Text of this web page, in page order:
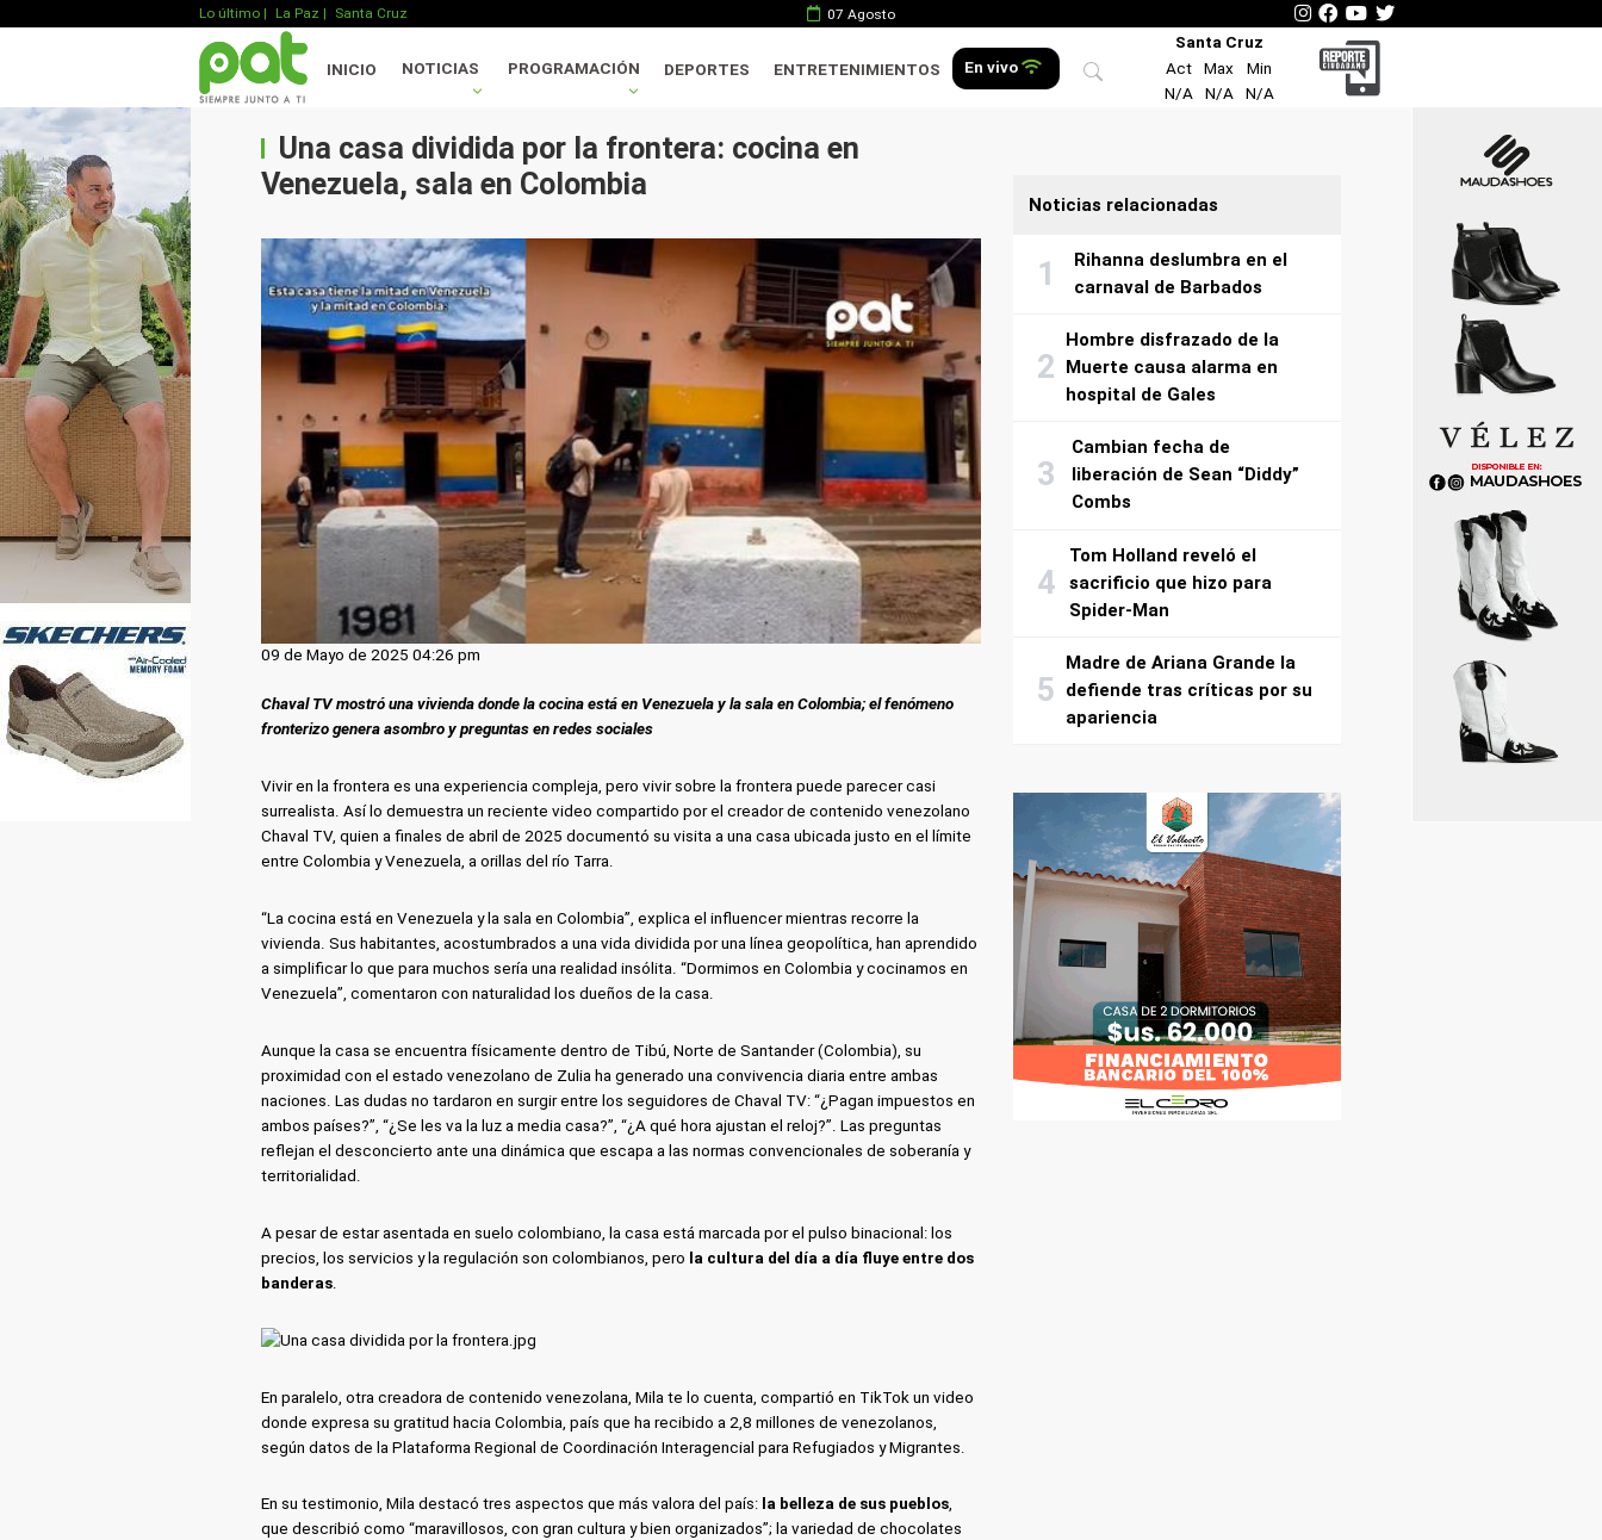
Lo último | La Paz | Santa Cruz 07 Agosto
INICIO NOTICIAS PROGRAMACIÓN DEPORTES ENTRETENIMIENTOS En vivo
Santa Cruz
Act
Max
Min
N/A
N/A N/A
Una casa dividida por la frontera: cocina en
Venezuela, sala en Colombia
09 de Mayo de 2025 04:26 pm
Chaval TV mostró una vivienda donde la cocina está en Venezuela y la sala en Colombia; el fenómeno
fronterizo genera asombro y preguntas en redes sociales
Vivir en la frontera es una experiencia compleja, pero vivir sobre la frontera puede parecer casi
surrealista. Así lo demuestra un reciente video compartido por el creador de contenido venezolano
Chaval TV, quien a finales de abril de 2025 documentó su visita a una casa ubicada justo en el límite
entre Colombia y Venezuela, a orillas del río Tarra.
“La cocina está en Venezuela y la sala en Colombia”, explica el influencer mientras recorre la
vivienda. Sus habitantes, acostumbrados a una vida dividida por una línea geopolítica, han aprendido
a simplificar lo que para muchos sería una realidad insólita. “Dormimos en Colombia y cocinamos en
Venezuela”, comentaron con naturalidad los dueños de la casa.
Aunque la casa se encuentra físicamente dentro de Tibú, Norte de Santander (Colombia), su
proximidad con el estado venezolano de Zulia ha generado una convivencia diaria entre ambas
naciones. Las dudas no tardaron en surgir entre los seguidores de Chaval TV: “¿Pagan impuestos en
ambos países?”, “¿Se les va la luz a media casa?”, “¿A qué hora ajustan el reloj?”. Las preguntas
reflejan el desconcierto ante una dinámica que escapa a las normas convencionales de soberanía y
territorialidad.
A pesar de estar asentada en suelo colombiano, la casa está marcada por el pulso binacional: los
precios, los servicios y la regulación son colombianos, pero la cultura del día a día fluye entre dos
banderas.
En paralelo, otra creadora de contenido venezolana, Mila te lo cuenta, compartió en TikTok un video
donde expresa su gratitud hacia Colombia, país que ha recibido a 2,8 millones de venezolanos,
según datos de la Plataforma Regional de Coordinación Interagencial para Refugiados y Migrantes.
En su testimonio, Mila destacó tres aspectos que más valora del país: la belleza de sus pueblos,
que describió como “maravillosos, con gran cultura y bien organizados”; la variedad de chocolates
Noticias relacionadas
Rihanna deslumbra en el
carnaval de Barbados
Hombre disfrazado de la
Muerte causa alarma en
hospital de Gales
Cambian fecha de
liberación de Sean “Diddy”
Combs
Tom Holland reveló el
sacrificio que hizo para
Spider-Man
Madre de Ariana Grande la
defiende tras críticas por su
apariencia